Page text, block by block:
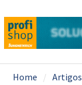
Home Artigos